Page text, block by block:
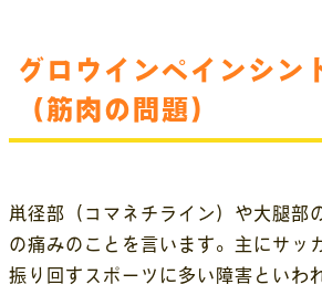
グロウインペインシン
（筋肉の問題）
鼡径部（コマネチライン）や大腿部
の痛みのことを言います。主にサッ
振り回すスポーツに多い障害といわ